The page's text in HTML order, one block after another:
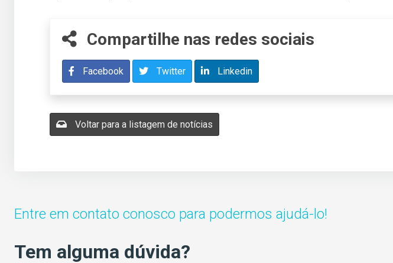
Compartilhe nas redes sociais
Facebook Twitter Linkedin
Voltar para a listagem de notícias
Entre em contato conosco para podermos ajudá-lo!
Tem alguma dúvida?